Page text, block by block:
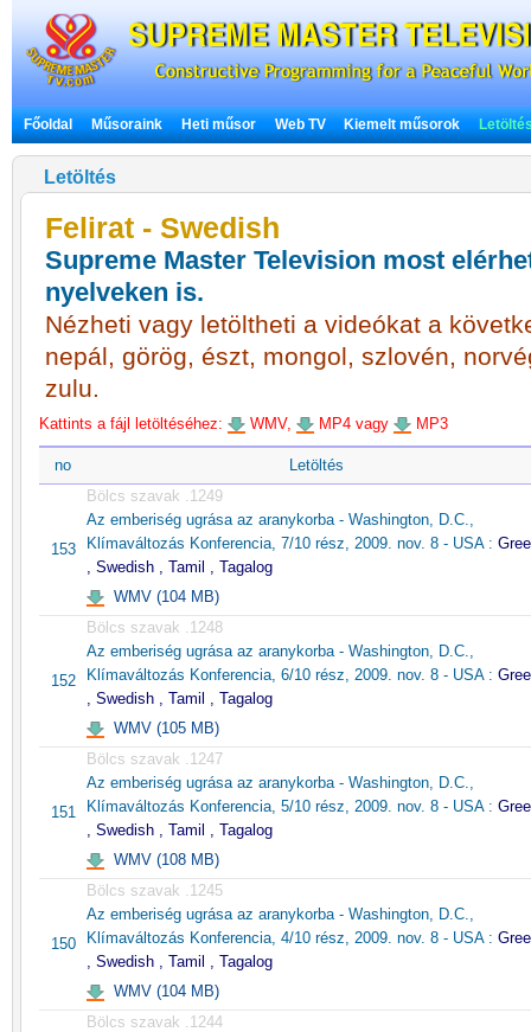
Főoldal Műsoraink Heti műsor Web TV Kiemelt műsorok
Letöltés
Felirat - Swedish
Supreme Master Television most
nyelveken is.
Nézheti vagy letöltheti a videókat a
nepál, görög, észt, mongol, szlovén,
zulu.
Kattints a fájl letöltéséhez: WMV, MP4 vagy MP3
no Letöltés
153
Bölcs szavak .1249
Az emberiség ugrása az aranykorba - Washington, D.C.,
Klímaváltozás Konferencia, 7/10 rész, 2009. nov. 8 - USA :
, Swedish , Tamil , Tagalog
WMV (104 MB)
152
Bölcs szavak .1248
Az emberiség ugrása az aranykorba - Washington, D.C.,
Klímaváltozás Konferencia, 6/10 rész, 2009. nov. 8 - USA :
, Swedish , Tamil , Tagalog
WMV (105 MB)
151
Bölcs szavak .1247
Az emberiség ugrása az aranykorba - Washington, D.C.,
Klímaváltozás Konferencia, 5/10 rész, 2009. nov. 8 - USA :
, Swedish , Tamil , Tagalog
WMV (108 MB)
150
Bölcs szavak .1245
Az emberiség ugrása az aranykorba - Washington, D.C.,
Klímaváltozás Konferencia, 4/10 rész, 2009. nov. 8 - USA :
, Swedish , Tamil , Tagalog
WMV (104 MB)
Bölcs szavak .1244